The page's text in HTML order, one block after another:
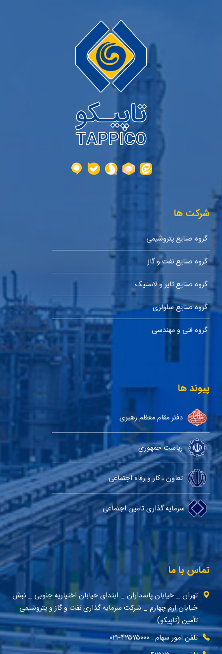
شرکت ها
گروه صنایع پتروشیمی
گروه صنایع نفت و گاز
گروه صنایع تایر و لاستیک
گروه صنایع سلولزی
گروه فنی و مهندسی
پیوند ها
دفتر مقام معظم رهبری
ریاست جمهوری
تعاون ، کار و رفاه اجتماعی
سرمایه گذاری تامین اجتماعی
تماس با ما
تهران _ خیابان پاسداران _ ابتدای خیابان اختیاریه جنوبی _ نبش
خیابان ارم چهارم _ شرکت سرمایه گذاری نفت و گاز و پتروشیمی
تأمین (تاپیکو)
تلفن امور سهام : ۴۲۵۷۵۰۰۰-۰۲۱